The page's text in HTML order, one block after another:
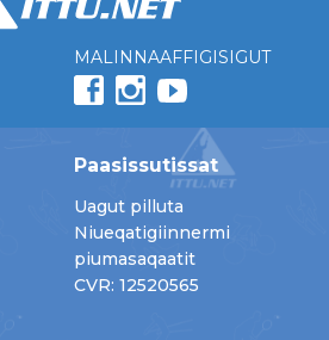
MALINNAAFFIGISIGUT
Paasissutissat
Uagut pilluta
Niueqatigiinnermi
piumasaqaatit
CVR: 12520565